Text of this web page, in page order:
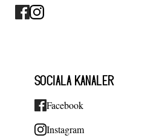
SOCIALA KANALER
Facebook
Instagram